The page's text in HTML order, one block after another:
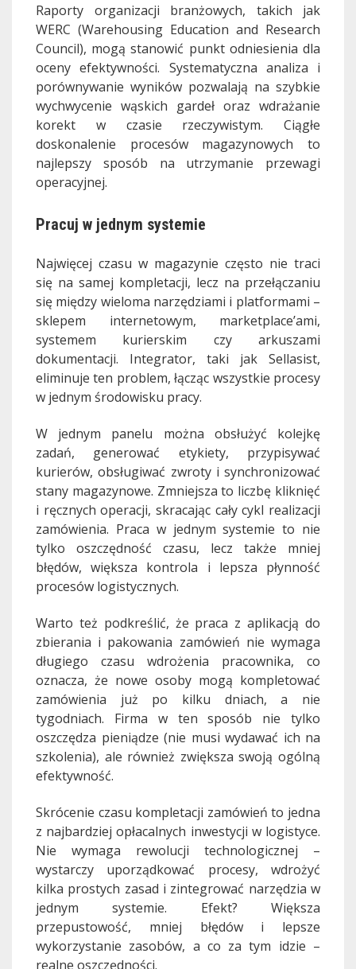
Raporty organizacji branżowych, takich jak
WERC (Warehousing Education and Research
Council), mogą stanowić punkt odniesienia dla
oceny efektywności. Systematyczna analiza i
porównywanie wyników pozwalają na szybkie
wychwycenie wąskich gardeł oraz wdrażanie
korekt w czasie rzeczywistym. Ciągłe
doskonalenie procesów magazynowych to
najlepszy sposób na utrzymanie przewagi
operacyjnej.
Pracuj w jednym systemie
Najwięcej czasu w magazynie często nie traci
się na samej kompletacji, lecz na przełączaniu
się między wieloma narzędziami i platformami –
sklepem internetowym, marketplace’ami,
systemem kurierskim czy arkuszami
dokumentacji. Integrator, taki jak Sellasist,
eliminuje ten problem, łącząc wszystkie procesy
w jednym środowisku pracy.
W jednym panelu można obsłużyć kolejkę
zadań, generować etykiety, przypisywać
kurierów, obsługiwać zwroty i synchronizować
stany magazynowe. Zmniejsza to liczbę kliknięć
i ręcznych operacji, skracając cały cykl realizacji
zamówienia. Praca w jednym systemie to nie
tylko oszczędność czasu, lecz także mniej
błędów, większa kontrola i lepsza płynność
procesów logistycznych.
Warto też podkreślić, że praca z aplikacją do
zbierania i pakowania zamówień nie wymaga
długiego czasu wdrożenia pracownika, co
oznacza, że nowe osoby mogą kompletować
zamówienia już po kilku dniach, a nie
tygodniach. Firma w ten sposób nie tylko
oszczędza pieniądze (nie musi wydawać ich na
szkolenia), ale również zwiększa swoją ogólną
efektywność.
Skrócenie czasu kompletacji zamówień to jedna
z najbardziej opłacalnych inwestycji w logistyce.
Nie wymaga rewolucji technologicznej –
wystarczy uporządkować procesy, wdrożyć
kilka prostych zasad i zintegrować narzędzia w
jednym systemie. Efekt? Większa
przepustowość, mniej błędów i lepsze
wykorzystanie zasobów, a co za tym idzie –
realne oszczędności.